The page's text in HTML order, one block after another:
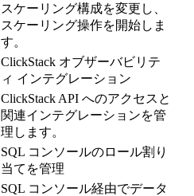
スケーリング構成を変更し、
スケーリング操作を開始しま
す。
ClickStack オブザーバビリテ
ィ インテグレーション
ClickStack API へのアクセスと
関連インテグレーションを管
理します。
SQL コンソールのロール割り
当てを管理
SQL コンソール経由でデータ